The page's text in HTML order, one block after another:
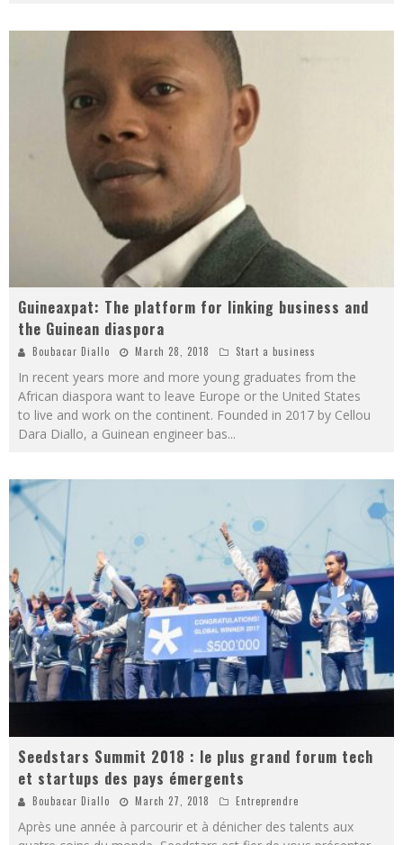
Guineaxpat: The platform for linking business and
the Guinean diaspora
Boubacar Diallo March 28, 2018 Start a business
In recent years more and more young graduates from the
African diaspora want to leave Europe or the United States
to live and work on the continent. Founded in 2017 by Cellou
Dara Diallo, a Guinean engineer bas...
Seedstars Summit 2018 : le plus grand forum tech
et startups des pays émergents
Boubacar Diallo March 27, 2018 Entreprendre
Après une année à parcourir et à dénicher des talents aux